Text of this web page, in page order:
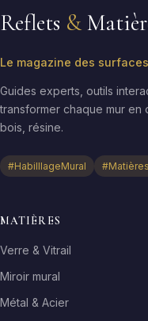
Reflets &
Le magazine des
Guides experts, outils
transformer chaque mur
bois, résine.
#HabilllageMural
MATIÈRES
Verre & Vitrail
Miroir mural
Métal & Acier